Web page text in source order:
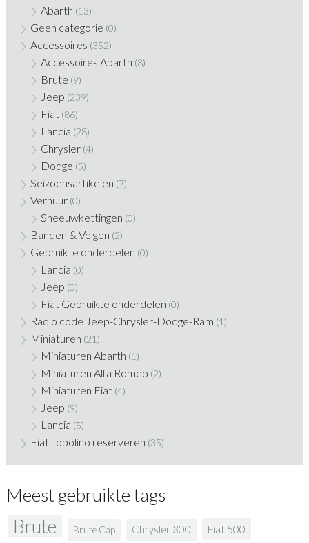
Abarth (13)
Geen categorie (0)
Accessoires (352)
Accessoires Abarth (8)
Brute (9)
Jeep (239)
Fiat (86)
Lancia (28)
Chrysler (4)
Dodge (5)
Seizoensartikelen (7)
Verhuur (0)
Sneeuwkettingen (0)
Banden & Velgen (2)
Gebruikte onderdelen (0)
Lancia (0)
Jeep (0)
Fiat Gebruikte onderdelen (0)
Radio code Jeep-Chrysler-Dodge-Ram (1)
Miniaturen (21)
Miniaturen Abarth (1)
Miniaturen Alfa Romeo (2)
Miniaturen Fiat (4)
Jeep (9)
Lancia (5)
Fiat Topolino reserveren (35)
Meest gebruikte tags
Brute Brute Cap Chrysler 300 Fiat 500